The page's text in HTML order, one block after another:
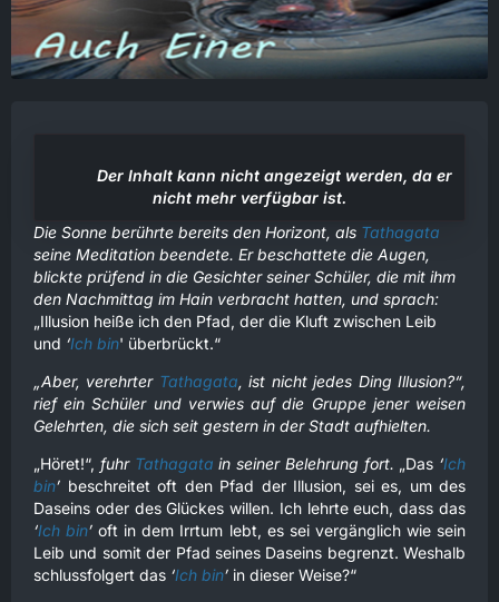
Der Inhalt kann nicht angezeigt werden, da er
nicht mehr verfügbar ist.
Die Sonne berührte bereits den Horizont, als Tathagata
seine Meditation beendete. Er beschattete die Augen,
blickte prüfend in die Gesichter seiner Schüler, die mit ihm
den Nachmittag im Hain verbracht hatten, und sprach:
„Illusion heiße ich den Pfad, der die Kluft zwischen Leib
und ‘Ich bin' überbrückt.“
„Aber, verehrter Tathagata, ist nicht jedes Ding Illusion?“,
rief ein Schüler und verwies auf die Gruppe jener weisen
Gelehrten, die sich seit gestern in der Stadt aufhielten.
„Höret!“, fuhr Tathagata in seiner Belehrung fort. „Das ‘Ich
bin’ beschreitet oft den Pfad der Illusion, sei es, um des
Daseins oder des Glückes willen. Ich lehrte euch, dass das
‘Ich bin’ oft in dem Irrtum lebt, es sei vergänglich wie sein
Leib und somit der Pfad seines Daseins begrenzt. Weshalb
schlussfolgert das ‘Ich bin’ in dieser Weise?“